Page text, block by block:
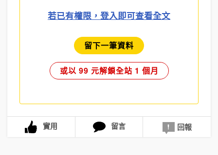
若已有權限，登入即可查看全文
留下一筆資料
或以 99 元解鎖全站 1 個月
實用 留言 回報